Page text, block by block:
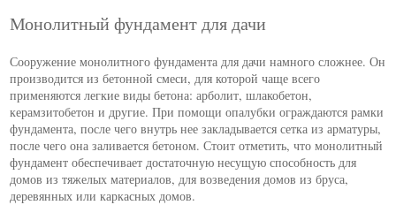
Монолитный фундамент для дачи
Сооружение монолитного фундамента для дачи намного сложнее. Он
производится из бетонной смеси, для которой чаще всего
применяются легкие виды бетона: арболит, шлакобетон,
керамзитобетон и другие. При помощи опалубки ограждаются рамки
фундамента, после чего внутрь нее закладывается сетка из арматуры,
после чего она заливается бетоном. Стоит отметить, что монолитный
фундамент обеспечивает достаточную несущую способность для
домов из тяжелых материалов, для возведения домов из бруса,
деревянных или каркасных домов.